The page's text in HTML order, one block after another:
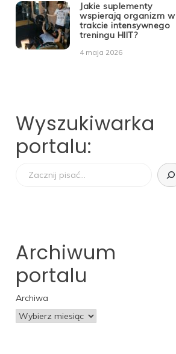
Jakie suplementy
wspierają organizm w
trakcie intensywnego
treningu HIIT?
4 maja 2026
Wyszukiwarka
portalu:
Archiwum
portalu
Archiwa